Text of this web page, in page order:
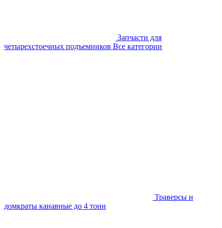
Запчасти для
четырехстоечных подъемников Все категории
Траверсы и
домкраты канавные до 4 тонн